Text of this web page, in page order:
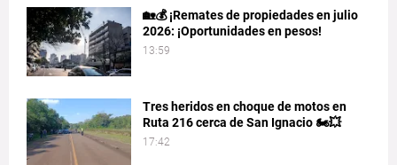
🏡💰 ¡Remates de propiedades en julio
2026: ¡Oportunidades en pesos!
13:59
Tres heridos en choque de motos en
Ruta 216 cerca de San Ignacio 🏍️💥
17:42